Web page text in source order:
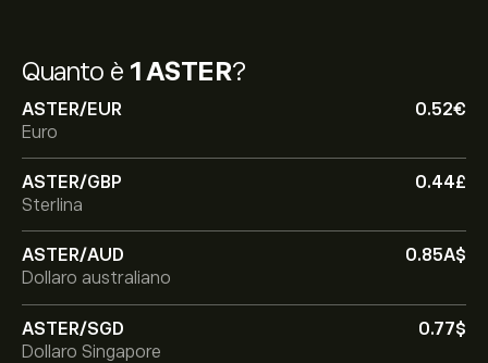
Quanto è 1 ASTER?
ASTER/EUR
0.52‎€‎
Euro
ASTER/GBP
0.44‎£‎
Sterlina
ASTER/AUD
0.85‎A$‎
Dollaro australiano
ASTER/SGD
0.77‎$‎
Dollaro Singapore